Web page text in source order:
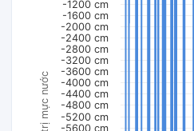
Giá trị mực nước -5600 cm
-5200 cm
-4800 cm
-4400 cm
-4000 cm
-3600 cm
-3200 cm
-2800 cm
-2400 cm
-2000 cm
-1600 cm
-1200 cm